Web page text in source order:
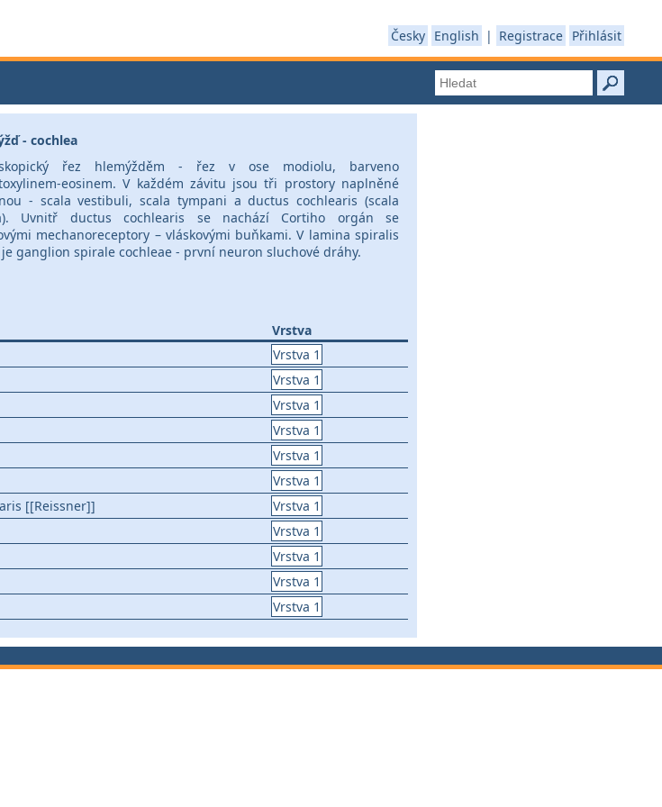
Česky English | Registrace Přihlásit
- cochlea
řez hlemýžděm - řez v ose modiolu, barveno
eosinem. V každém závitu jsou tři prostory naplněné
- scala vestibuli, scala tympani a ductus cochlearis (scala
Uvnitř ductus cochlearis se nachází Cortiho orgán se
mechanoreceptory – vláskovými buňkami. V lamina spiralis
je ganglion spirale cochleae - první neuron sluchové dráhy.
Vrstva
Vrstva 1
Vrstva 1
Vrstva 1
Vrstva 1
Vrstva 1
Vrstva 1
[[Reissner]]
Vrstva 1
Vrstva 1
Vrstva 1
Vrstva 1
Vrstva 1